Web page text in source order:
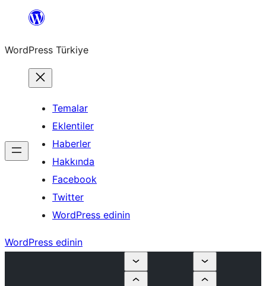
İçeriğe
WordPress Türkiye
Temalar
Eklentiler
Haberler
Hakkında
Facebook
Twitter
WordPress edinin
WordPress edinin